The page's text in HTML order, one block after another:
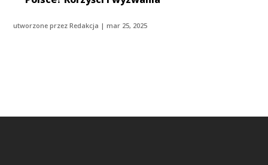
utworzone przezRedakcja |mar 25, 2025